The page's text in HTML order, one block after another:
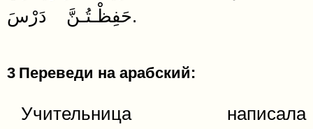
حَفِظْـتُـنَّ دَرْسَ.
3 Переведи на арабский:
Учительница написала